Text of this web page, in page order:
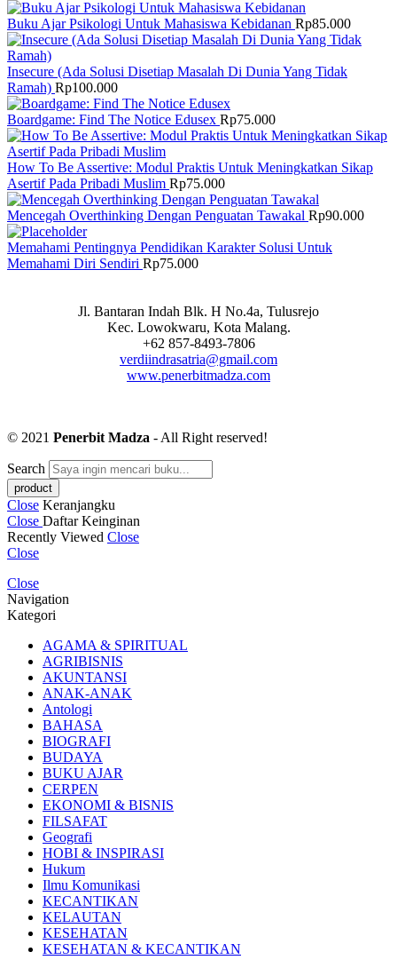
Buku Ajar Psikologi Untuk Mahasiswa Kebidanan Rp85.000
Insecure (Ada Solusi Disetiap Masalah Di Dunia Yang Tidak
Ramah) Rp100.000
Boardgame: Find The Notice Edusex Rp75.000
How To Be Assertive: Modul Praktis Untuk Meningkatkan Sikap
Asertif Pada Pribadi Muslim Rp75.000
Mencegah Overthinking Dengan Penguatan Tawakal Rp90.000
Memahami Pentingnya Pendidikan Karakter Solusi Untuk
Memahami Diri Sendiri Rp75.000
Jl. Bantaran Indah Blk. H No.4a, Tulusrejo
Kec. Lowokwaru, Kota Malang.
+62 857-8493-7806
verdiindrasatria@gmail.com
www.penerbitmadza.com
© 2021 Penerbit Madza - All Right reserved!
Search
Close Keranjangku
Close Daftar Keinginan
Recently Viewed Close
Close
Close
Navigation
Kategori
AGAMA & SPIRITUAL
AGRIBISNIS
AKUNTANSI
ANAK-ANAK
Antologi
BAHASA
BIOGRAFI
BUDAYA
BUKU AJAR
CERPEN
EKONOMI & BISNIS
FILSAFAT
Geografi
HOBI & INSPIRASI
Hukum
Ilmu Komunikasi
KECANTIKAN
KELAUTAN
KESEHATAN
KESEHATAN & KECANTIKAN